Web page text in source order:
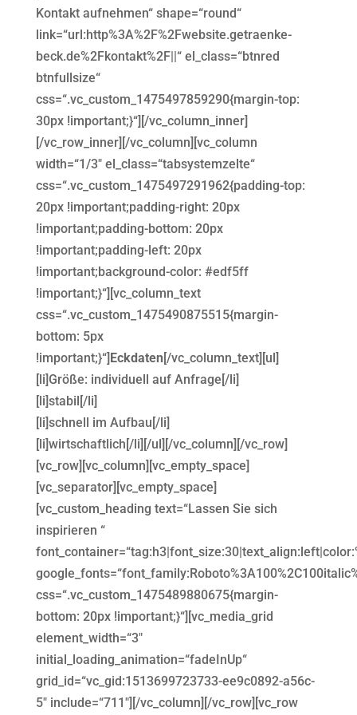
Kontakt aufnehmen“ shape=“round“
link=“url:http%3A%2F%2Fwebsite.getraenke-
beck.de%2Fkontakt%2F||“ el_class=“btnred
btnfullsize“
css=“.vc_custom_1475497859290{margin-top:
30px !important;}“][/vc_column_inner]
[/vc_row_inner][/vc_column][vc_column
width=“1/3″ el_class=“tabsystemzelte“
css=“.vc_custom_1475497291962{padding-top:
20px !important;padding-right: 20px
!important;padding-bottom: 20px
!important;padding-left: 20px
!important;background-color: #edf5ff
!important;}“][vc_column_text
css=“.vc_custom_1475490875515{margin-
bottom: 5px
!important;}“]Eckdaten [/vc_column_text][ul]
[li]Größe: individuell auf Anfrage[/li]
[li]stabil[/li]
[li]schnell im Aufbau[/li]
[li]wirtschaftlich[/li][/ul][/vc_column][/vc_row]
[vc_row][vc_column][vc_empty_space]
[vc_separator][vc_empty_space]
[vc_custom_heading text=“Lassen Sie sich
inspirieren “
css=“.vc_custom_1475489880675{margin-
bottom: 20px !important;}“][vc_media_grid
element_width=“3″
initial_loading_animation=“fadeInUp“
grid_id=“vc_gid:1513699723733-ee9c0892-a56c-
5″ include=“711″][/vc_column][/vc_row][vc_row